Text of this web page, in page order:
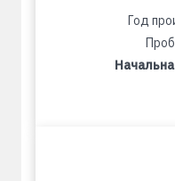
Год